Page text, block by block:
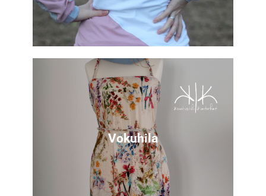
Tutorial
Perfekt zur Resteverwertung und ein echter
Hingucker​
Zur Anleitung
Vokuhila